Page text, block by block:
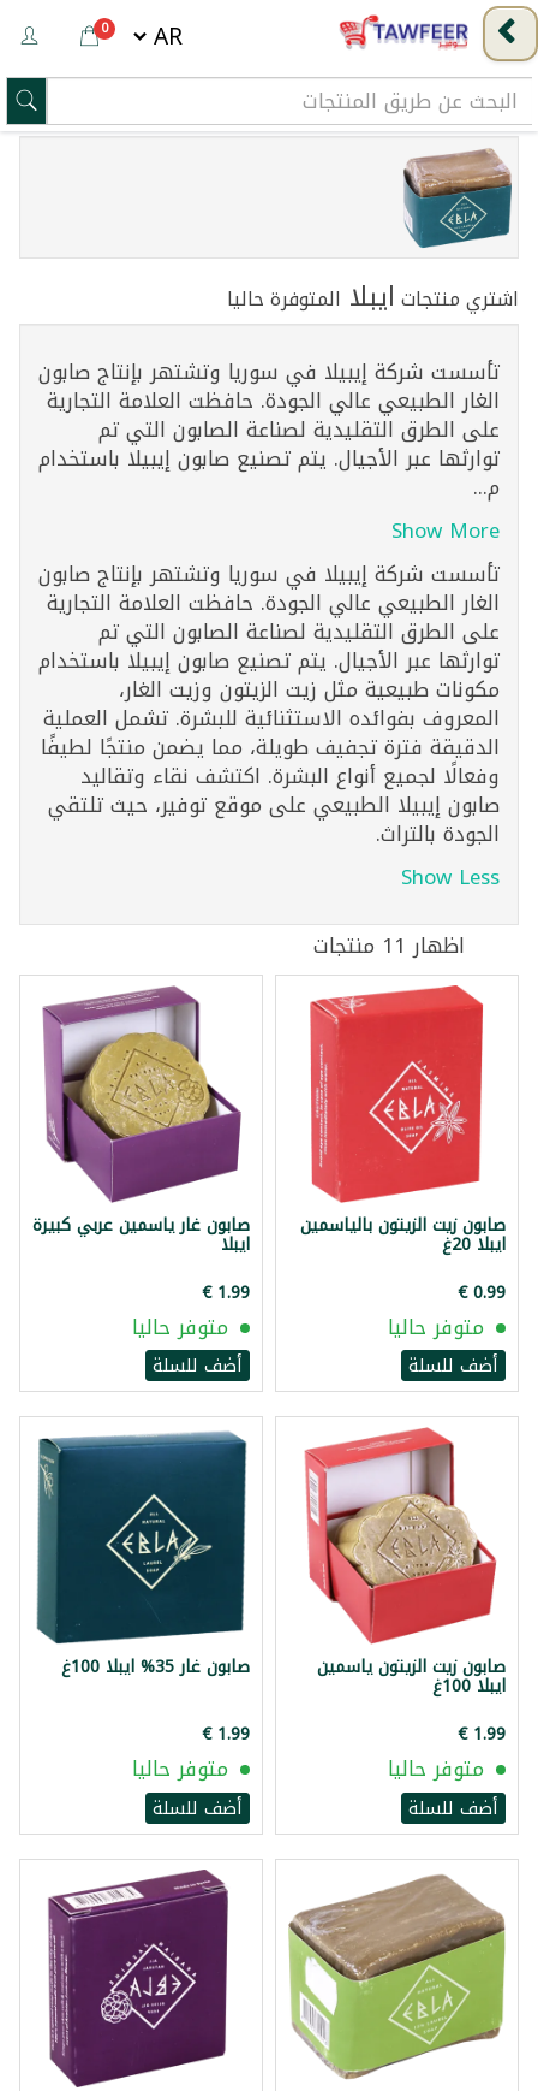
0
اشتري منتجات ايبلا المتوفرة حاليا
تأسست شركة إيبيلا في سوريا وتشتهر بإنتاج صابون
الغار الطبيعي عالي الجودة. حافظت العلامة التجارية
على الطرق التقليدية لصناعة الصابون التي تم
توارثها عبر الأجيال. يتم تصنيع صابون إيبيلا باستخدام
م...
Show More
تأسست شركة إيبيلا في سوريا وتشتهر بإنتاج صابون
الغار الطبيعي عالي الجودة. حافظت العلامة التجارية
على الطرق التقليدية لصناعة الصابون التي تم
توارثها عبر الأجيال. يتم تصنيع صابون إيبيلا باستخدام
مكونات طبيعية مثل زيت الزيتون وزيت الغار،
المعروف بفوائده الاستثنائية للبشرة. تشمل العملية
الدقيقة فترة تجفيف طويلة، مما يضمن منتجًا لطيفًا
وفعالًا لجميع أنواع البشرة. اكتشف نقاء وتقاليد
صابون إيبيلا الطبيعي على موقع توفير، حيث تلتقي
الجودة بالتراث.
Show Less
اظهار 11 منتجات
صابون زيت الزيتون بالياسمين
ايبلا 20غ
متوفر حاليا
أضف للسلة
صابون غار ياسمين عربي كبيرة
ايبلا
متوفر حاليا
أضف للسلة
صابون زيت الزيتون ياسمين
ايبلا 100غ
متوفر حاليا
أضف للسلة
صابون غار 35% ايبلا 100غ
متوفر حاليا
أضف للسلة